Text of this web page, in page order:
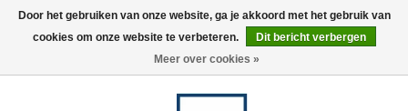
0 Artikelen - €0,00
Door het gebruiken van onze website, ga je akkoord met het gebruik van
cookies om onze website te verbeteren.
Dit bericht verbergen
Meer over cookies »